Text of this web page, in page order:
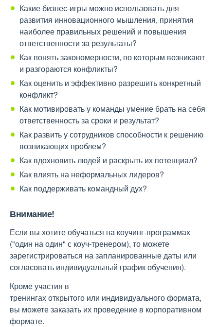
Какие бизнес-игры можно использовать для
развития инновационного мышления, принятия
наиболее правильных решений и повышения
ответственности за результаты?
Как понять закономерности, по которым возникают
и разгораются конфликты?
Как оценить и эффективно разрешить конкретный
конфликт?
Как мотивировать у команды умение брать на себя
ответственность за сроки и результат?
Как развить у сотрудников способности к решению
возникающих проблем?
Как вдохновить людей и раскрыть их потенциал?
Как влиять на неформальных лидеров?
Как поддерживать командный дух?
Внимание!
Если вы хотите обучаться на коучинг-программах
("один на один" с коуч-тренером), то можете
зарегистрироваться на запланированные даты или
согласовать индивидуальный график обучения).
Кроме участия в
тренингах открытого или индивидуального формата,
вы можете заказать их проведение в корпоративном
формате.